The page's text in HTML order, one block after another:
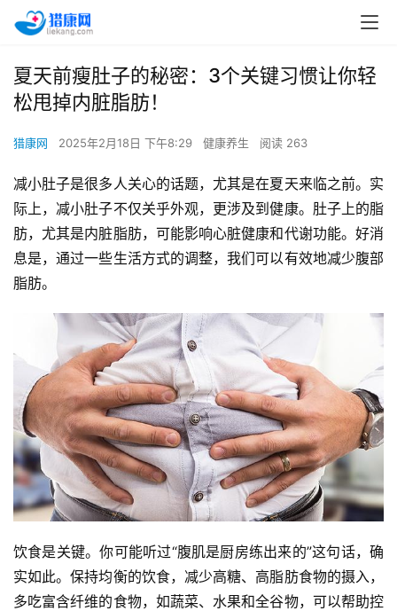
夏天前瘦肚子的秘密：3个关键习惯让你轻
松甩掉内脏脂肪！
猎康网 2025年2月18日 下午8:29 健康养生 阅读 263
减小肚子是很多人关心的话题，尤其是在夏天来临之前。实
际上，减小肚子不仅关乎外观，更涉及到健康。肚子上的脂
肪，尤其是内脏脂肪，可能影响心脏健康和代谢功能。好消
息是，通过一些生活方式的调整，我们可以有效地减少腹部
脂肪。
饮食是关键。你可能听过“腹肌是厨房练出来的”这句话，确
实如此。保持均衡的饮食，减少高糖、高脂肪食物的摄入，
多吃富含纤维的食物，如蔬菜、水果和全谷物，可以帮助控